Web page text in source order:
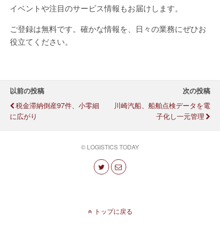
イベントや注目のサービス情報もお届けします。
ご登録は無料です。確かな情報を、日々の業務にぜひお
役立てください。
以前の投稿
税金滞納倒産97件、小零細
に広がり
次の投稿
川崎汽船、船舶点検データを電
子化し一元管理
© LOGISTICS TODAY
トップに戻る